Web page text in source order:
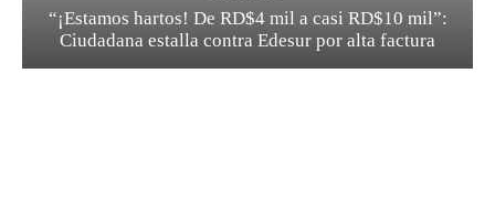
“¡Estamos hartos! De RD$4 mil a casi RD$10 mil”:
Ciudadana estalla contra Edesur por alta factura